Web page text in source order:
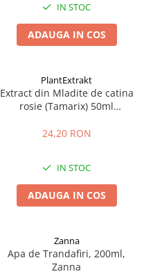
IN STOC
ADAUGA IN COS
PlantExtrakt
Extract din Mladite de catina
rosie (Tamarix) 50ml
24,20 RON
IN STOC
ADAUGA IN COS
Zanna
Apa de Trandafiri, 200ml,
Zanna